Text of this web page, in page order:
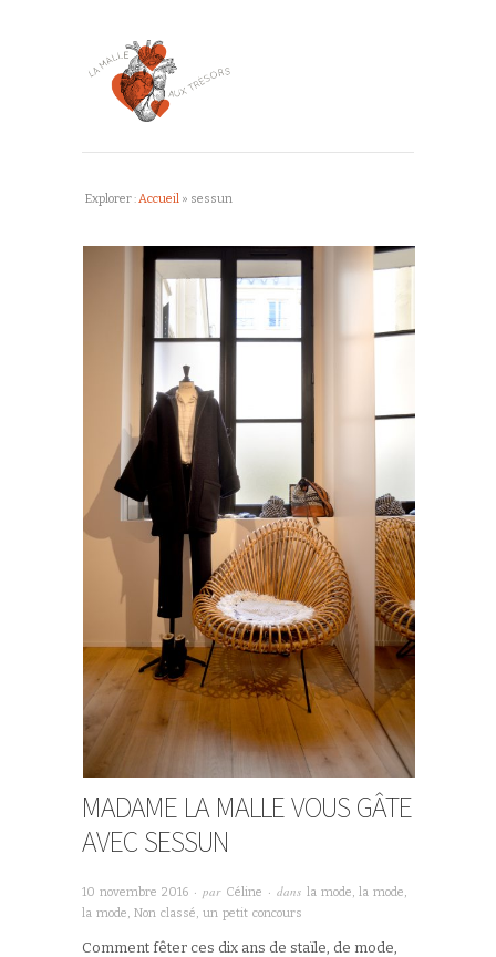
Explorer :Accueil » sessun
MADAME LA MALLE VOUS GÂTE
AVEC SESSUN
10 novembre 2016 · par Céline · dans la mode, la mode,
la mode, Non classé, un petit concours
Comment fêter ces dix ans de staïle, de mode,